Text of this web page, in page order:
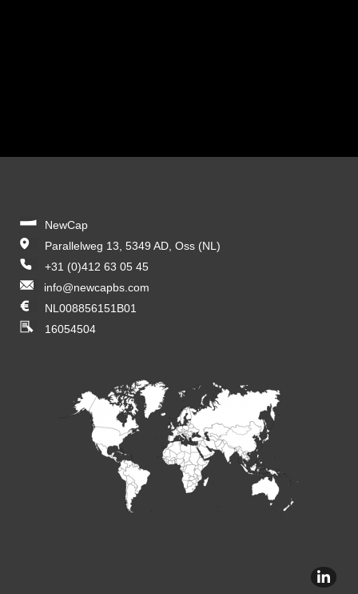
NewCap
Parallelweg 13, 5349 AD, Oss (NL)
+31 (0)412 63 05 45
info@newcapbs.com
NL008856151B01
16054504